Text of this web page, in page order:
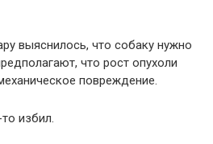
выяснилось, что собаку нужно
что рост опухоли
повреждение.
избил.